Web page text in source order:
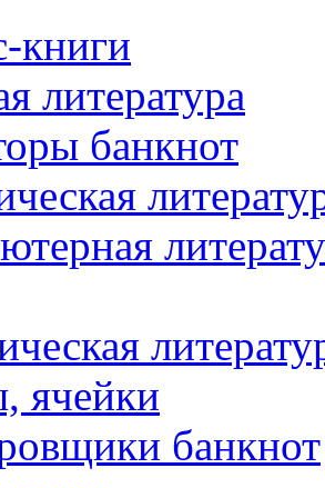
книги
литература
банкнот
ячейки
банкнот